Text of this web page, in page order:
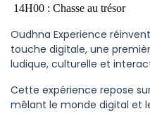
14H00 : Chasse au trésor
Oudhna Experience
touche digitale, une
ludique, culturelle et
Cette expérience repose
mêlant le monde digital et